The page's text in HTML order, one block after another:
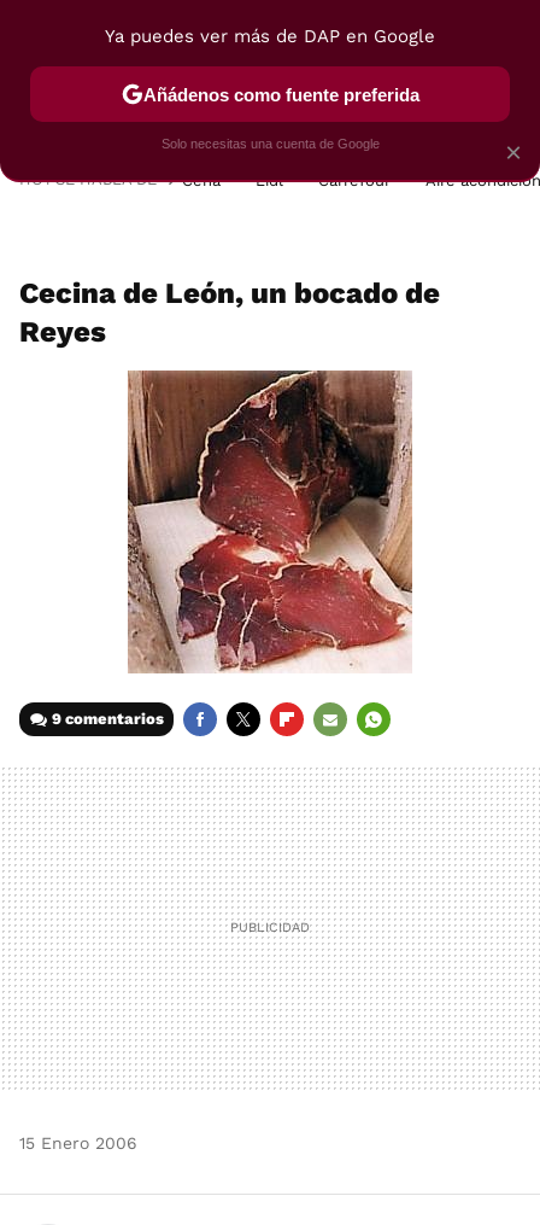
POSTRES VIAJES SELECCIÓN VEGUI
HOY SE HABLA DE Cena Lidl Carrefour Aire
Cecina de León, un bocado de
Reyes
9 comentarios
MAIL
15 Enero 2006
×
Ya puedes ver más de DAP en Google
Añádenos como fuente preferida
Solo necesitas una cuenta de Google